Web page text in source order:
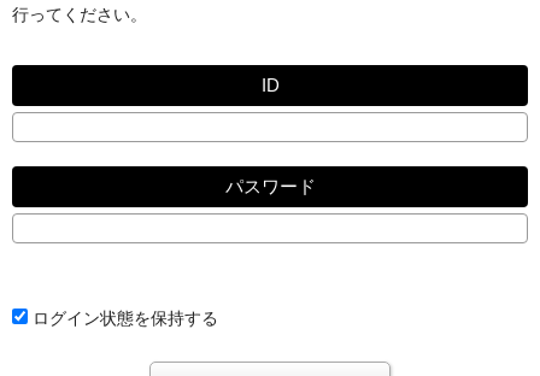
行ってください。
ID
パスワード
ログイン状態を保持する